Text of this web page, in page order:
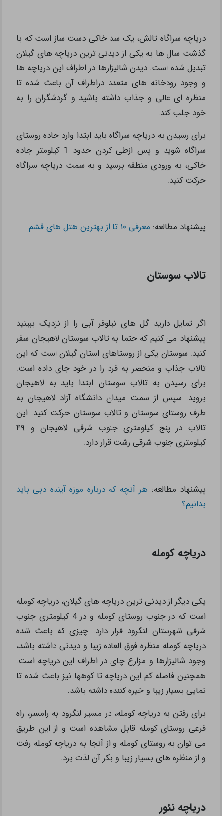
دریاچه سراگاه تالش، یک سد خاکی دست ساز است که با
گذشت سال‌ ها به یکی از دیدنی ترین دریاچه های گیلان
تبدیل شده است. دیدن شالیزارها در اطراف این دریاچه ها
و وجود رودخانه های متعدد دراطراف آن باعث شده تا
منظره ای عالی و جذاب داشته باشید و گردشگران را به
خود جلب کند.
برای رسیدن به دریاچه سراگاه باید ابتدا وارد جاده روستای
سراگاه شوید و پس ازطی کردن حدود 1 کیلومتر جاده
خاکی، به ورودی منطقه برسید و به سمت دریاچه سراگاه
حرکت کنید.
پیشنهاد مطالعه: معرفی ۱۰ تا از بهترین هتل های قشم
تالاب سوستان
اگر تمایل دارید گل های نیلوفر آبی را از نزدیک ببینید
پیشنهاد می کنیم که حتما به تالاب سوستان لاهیجان سفر
کنید. سوستان یکی از روستاهای استان گیلان است که این
تالاب جذاب و منحصر به فرد را در خود جای داده است.
برای رسیدن به تالاب سوستان ابتدا باید به لاهیجان
بروید. سپس از سمت میدان دانشگاه آزاد لاهیجان به
طرف روستای سوستان و تالاب سوستان حرکت کنید. این
تالاب در پنج کیلومتری جنوب شرقی لاهیجان و ۴۹
کیلومتری جنوب شرقی رشت قرار دارد.
پیشنهاد مطالعه: هر آنچه که درباره موزه آینده دبی باید
بدانیم؟
دریاچه کومله
یکی دیگر از دیدنی ترین دریاچه های گیلان، دریاچه کومله
است که در جنوب روستای کومله و در 4 کیلومتری جنوب
شرقی شهرستان لنگرود قرار دارد. چیزی که باعث شده
دریاچه کومله منظره فوق العاده زیبا و دیدنی داشته باشد،
وجود شالیزارها و مزارع چای در اطراف این دریاچه است.
همچنین فاصله کم این دریاچه تا کوهها نیز باعث شده تا
نمایی بسیار زیبا و خیره کننده داشته باشد.
برای رفتن به دریاچه کومله، در مسیر لنگرود به رامسر، راه
فرعی روستای کومله قابل مشاهده است و از این طریق
می‌ توان به روستای کومله و از آنجا به دریاچه کومله رفت
و از منظره‌ های بسیار زیبا و بکر آن لذت برد.
دریاچه نئور